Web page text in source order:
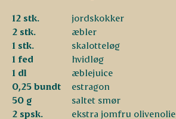
12 stk.
jordskokker
2 stk.
æbler
1 stk.
skalotteløg
1 fed
hvidløg
1 dl
æblejuice
0,25 bundt
estragon
50 g
saltet smør
2 spsk.
ekstra jomfru olivenolie